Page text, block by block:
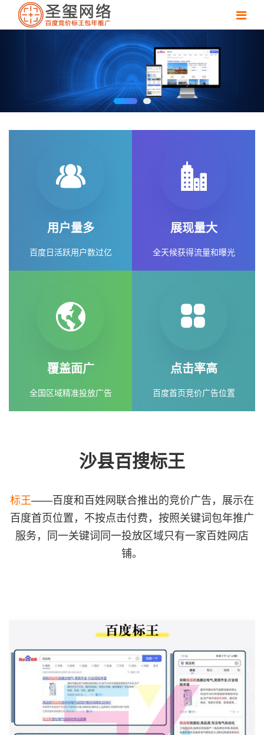
百度标王包年推广
店铺展示在百度竞价广告位，不按点击付费，可实现关键词
用户量多
百度日活跃用户数过亿
展现量大
全天候获得流量和曝光
覆盖面广
全国区域精准投放广告
点击率高
百度首页竞价广告位置
沙县百搜标王
标王——百度和百姓网联合推出的竞价广告，展示在
百度首页位置，不按点击付费，按照关键词包年推广
服务，同一关键词同一投放区域只有一家百姓网店
铺。